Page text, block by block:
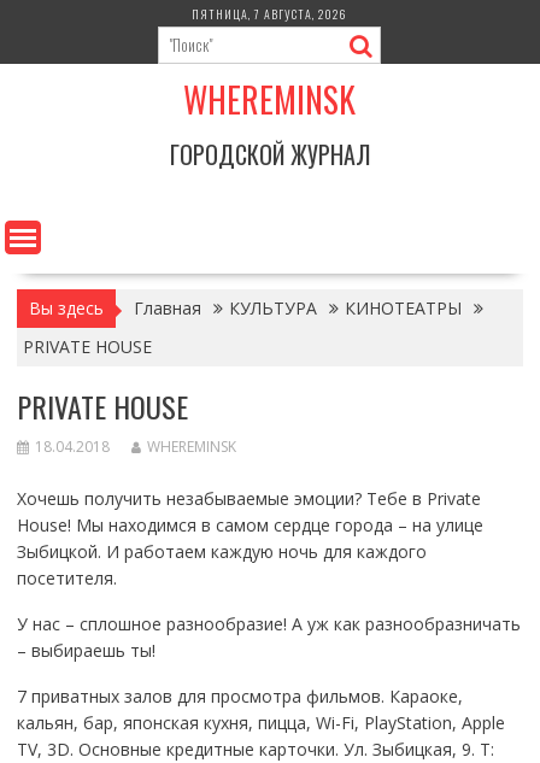
содержимому
ПЯТНИЦА, 7 АВГУСТА, 2026
WHEREMINSK
ГОРОДСКОЙ ЖУРНАЛ
Вы здесь Главная КУЛЬТУРА
КИНОТЕАТРЫ
PRIVATE HOUSE
PRIVATE HOUSE
18.04.2018 WHEREMINSK
Хочешь получить незабываемые эмоции? Тебе в Private
House! Мы находимся в самом сердце города – на улице
Зыбицкой. И работаем каждую ночь для каждого
посетителя.
У нас – сплошное разнообразие! А уж как разнообразничать
– выбираешь ты!
7 приватных залов для просмотра фильмов. Караоке,
кальян, бар, японская кухня, пицца, Wi-Fi, PlayStation, Apple
TV, 3D. Основные кредитные карточки. Ул. Зыбицкая, 9. Т: